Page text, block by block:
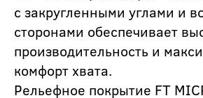
с закругленными углами и
сторонами обеспечивает
производительность и
комфорт хвата.
Рельефное покрытие FT